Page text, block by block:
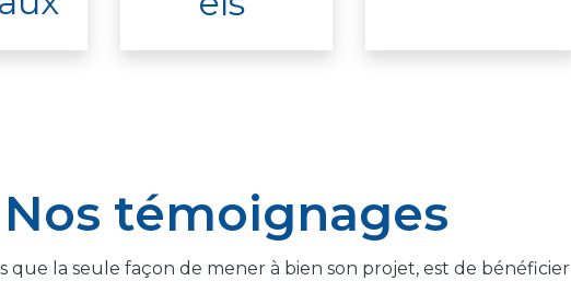
Nos témoignages
que la seule façon de mener à bien son projet, est de bénéficier